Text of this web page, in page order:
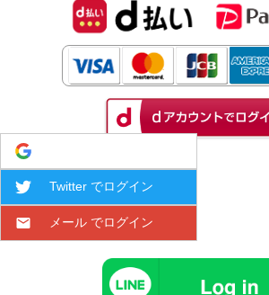
Twitter でログイン
メール でログイン